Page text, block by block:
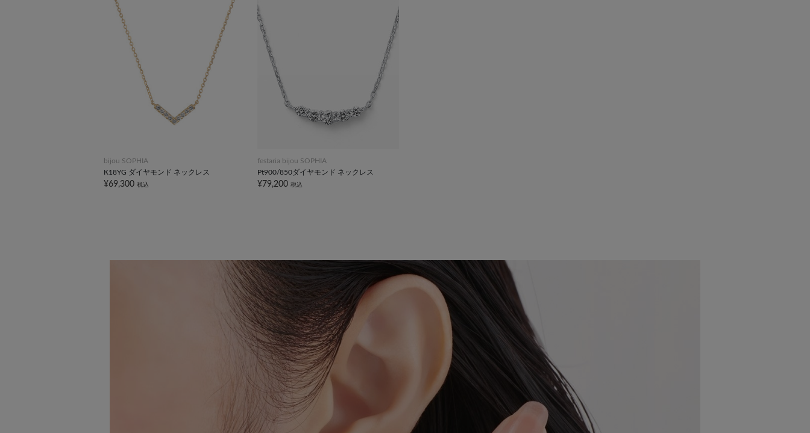
bijou SOPHIA
K18YG ダイヤモンド ネックレス
¥69,300 税込
festaria bijou SOPHIA
Pt900/850ダイヤモンド ネックレス
¥79,200 税込